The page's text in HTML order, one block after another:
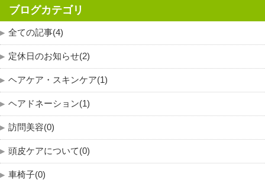
ブログカテゴリ
全ての記事(4)
定休日のお知らせ(2)
ヘアケア・スキンケア(1)
ヘアドネーション(1)
訪問美容(0)
頭皮ケアについて(0)
車椅子(0)